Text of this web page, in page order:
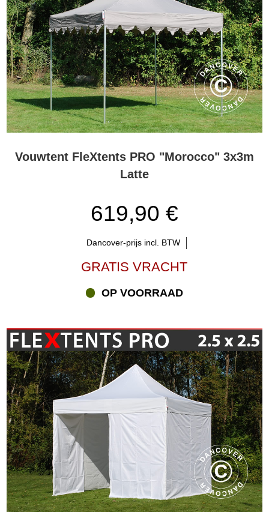
Vouwtent FleXtents PRO "Morocco" 3x3m
Latte
619,90 €
Dancover-prijs incl. BTW
GRATIS VRACHT
OP VOORRAAD